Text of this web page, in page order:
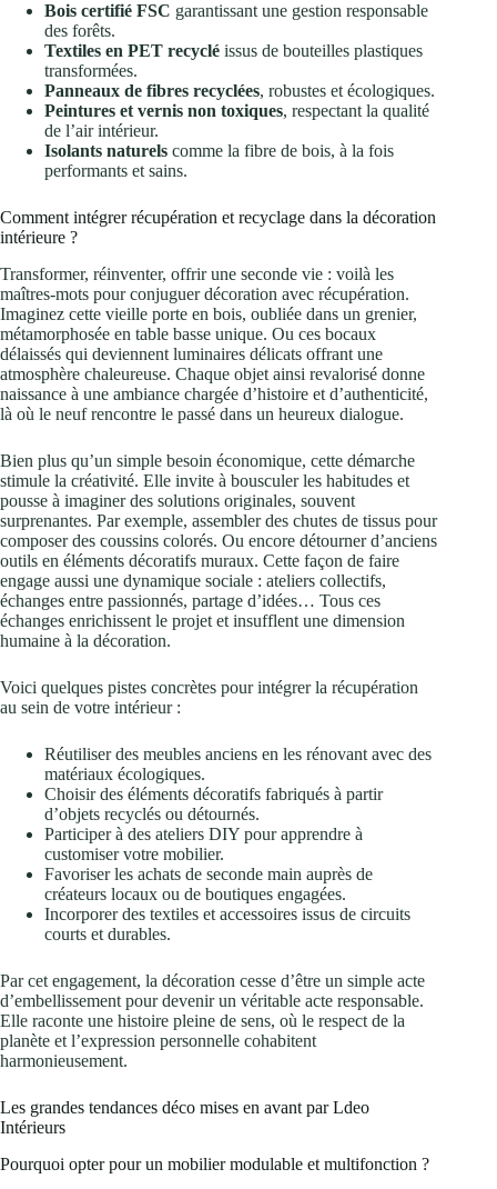
Bois certifié FSC garantissant une gestion responsable
des forêts.
Textiles en PET recyclé issus de bouteilles plastiques
transformées.
Panneaux de fibres recyclées, robustes et écologiques.
Peintures et vernis non toxiques, respectant la qualité
de l’air intérieur.
Isolants naturels comme la fibre de bois, à la fois
performants et sains.
Comment intégrer récupération et recyclage dans la décoration
intérieure ?
Transformer, réinventer, offrir une seconde vie : voilà les
maîtres-mots pour conjuguer décoration avec récupération.
Imaginez cette vieille porte en bois, oubliée dans un grenier,
métamorphosée en table basse unique. Ou ces bocaux
délaissés qui deviennent luminaires délicats offrant une
atmosphère chaleureuse. Chaque objet ainsi revalorisé donne
naissance à une ambiance chargée d’histoire et d’authenticité,
là où le neuf rencontre le passé dans un heureux dialogue.
Bien plus qu’un simple besoin économique, cette démarche
stimule la créativité. Elle invite à bousculer les habitudes et
pousse à imaginer des solutions originales, souvent
surprenantes. Par exemple, assembler des chutes de tissus pour
composer des coussins colorés. Ou encore détourner d’anciens
outils en éléments décoratifs muraux. Cette façon de faire
engage aussi une dynamique sociale : ateliers collectifs,
échanges entre passionnés, partage d’idées… Tous ces
échanges enrichissent le projet et insufflent une dimension
humaine à la décoration.
Voici quelques pistes concrètes pour intégrer la récupération
au sein de votre intérieur :
Réutiliser des meubles anciens en les rénovant avec des
matériaux écologiques.
Choisir des éléments décoratifs fabriqués à partir
d’objets recyclés ou détournés.
Participer à des ateliers DIY pour apprendre à
customiser votre mobilier.
Favoriser les achats de seconde main auprès de
créateurs locaux ou de boutiques engagées.
Incorporer des textiles et accessoires issus de circuits
courts et durables.
Par cet engagement, la décoration cesse d’être un simple acte
d’embellissement pour devenir un véritable acte responsable.
Elle raconte une histoire pleine de sens, où le respect de la
planète et l’expression personnelle cohabitent
harmonieusement.
Les grandes tendances déco mises en avant par Ldeo
Intérieurs
Pourquoi opter pour un mobilier modulable et multifonction ?